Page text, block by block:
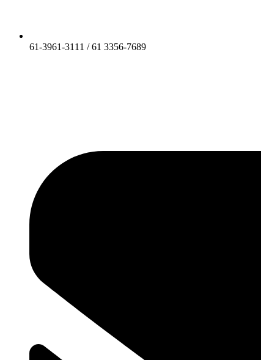
61-3961-3111 / 61 3356-7689